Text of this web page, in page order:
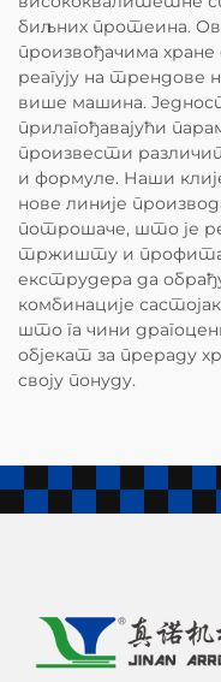
биљних протеина.
произвођачима
реагују на
више машина.
прилагођавајући
произвести
и формуле. Наши
нове линије
потрошаче, што је
тржишту и
екструдера да
комбинације
што га чини
објекат за прераду
своју понуду.